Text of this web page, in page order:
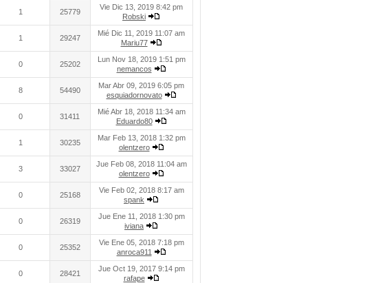
1 25779
Vie Dic 13, 2019 8:42 pm
Robski
1 29247
Mié Dic 11, 2019 11:07 am
Mariu77
0 25202
Lun Nov 18, 2019 1:51 pm
nemancos
8 54490
Mar Abr 09, 2019 6:05 pm
esquiadornovato
0 31411
Mié Abr 18, 2018 11:34 am
Eduardo80
1 30235
Mar Feb 13, 2018 1:32 pm
olentzero
3 33027
Jue Feb 08, 2018 11:04 am
olentzero
0 25168
Vie Feb 02, 2018 8:17 am
spank
0 26319
Jue Ene 11, 2018 1:30 pm
iviana
0 25352
Vie Ene 05, 2018 7:18 pm
anroca911
0 28421
Jue Oct 19, 2017 9:14 pm
rafape